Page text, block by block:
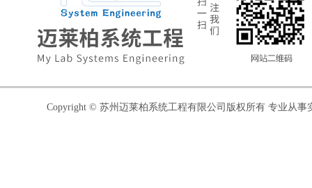
Copyright © 苏州迈莱柏系统工程有限公司版权所有 专业从